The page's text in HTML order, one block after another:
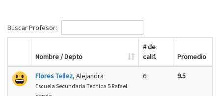
Buscar Profesor:
Nombre / Depto
# de
calif.
Promedio
Flores Tellez, Alejandra
Escuela Secundaria Tecnica 5 Rafael
6 9.5